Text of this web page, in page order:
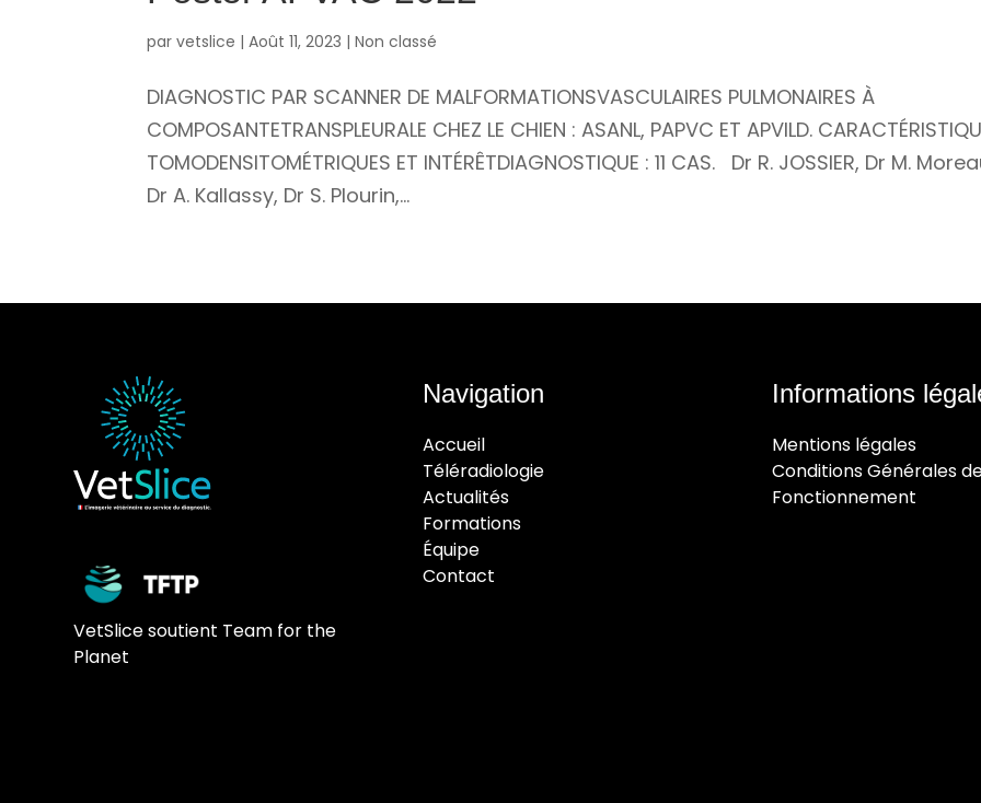
parvetslice |Août 11, 2023 |Non classé
DIAGNOSTIC PAR SCANNER DE MALFORMATIONSVASCULAIRES PULMONAIRES À
COMPOSANTETRANSPLEURALE CHEZ LE CHIEN : ASANL, PAPVC ET APVILD.
TOMODENSITOMÉTRIQUES ET INTÉRÊTDIAGNOSTIQUE : 11 CAS. Dr R. JOSSIER, Dr M.
Dr A. Kallassy, Dr S. Plourin,...
VetSlice soutient Team for the
Planet
Navigation
Accueil
Téléradiologie
Actualités
Formations
Équipe
Contact
Informations
Mentions légales
Conditions Générales
Fonctionnement